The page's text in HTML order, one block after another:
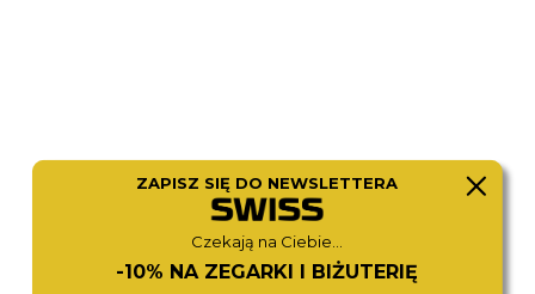
DIESEL DIESEL
ZAPISZ SIĘ DO NEWSLETTERA
Czekają na Ciebie...
-10% NA ZEGARKI I BIŻUTERIĘ